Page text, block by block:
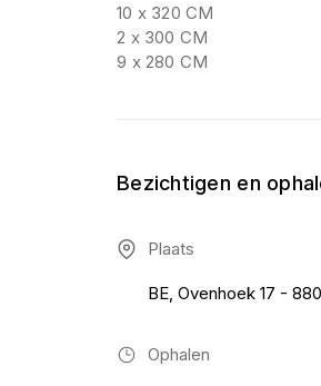
10 x 320 CM
2 x 300 CM
9 x 280 CM
Bezichtigen en
Plaats
BE, Ovenhoek 17 -
Ophalen